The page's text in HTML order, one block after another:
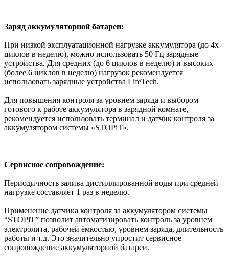
Заряд аккумуляторной батареи:
При низкой эксплуатационной нагрузке аккумулятора (до 4х
циклов в неделю), можно использовать 50 Гц зарядные
устройства. Для средних (до 6 циклов в неделю) и высоких
(более 6 циклов в неделю) нагрузок рекомендуется
использовать зарядные устройства LifeTech.
Для повышения контроля за уровнем заряда и выбором
готового к работе аккумулятора в зарядной комнате,
рекомендуется использовать терминал и датчик контроля за
аккумулятором системы «STOPiT».
Сервисное сопровождение:
Периодичность залива дистиллированной воды при средней
нагрузке составляет 1 раз в неделю.
Применение датчика контроля за аккумулятором системы
“STOPiT” позволит автоматизировать контроль за уровнем
электролита, рабочей ёмкостью, уровнем заряда, длительность
работы и т.д. Это значительно упростит сервисное
сопровождение аккумуляторной батареи.